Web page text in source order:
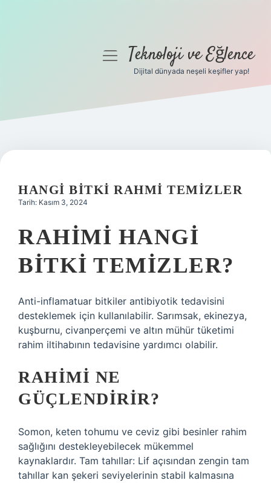
Gizlilik Politikası
Yasal Uyarı
menüyüTeknoloji ve Eğlence
Dijital dünyada neşeli keşifler yap!
HANGI BITKI RAHMI TEMIZLER
Tarih: Kasım 3, 2024
RAHIMI HANGI
BITKI TEMIZLER?
Anti-inflamatuar bitkiler antibiyotik tedavisini
desteklemek için kullanılabilir. Sarımsak, ekinezya,
kuşburnu, civanperçemi ve altın mühür tüketimi
rahim iltihabının tedavisine yardımcı olabilir.
RAHIMI NE
GÜÇLENDIRIR?
Somon, keten tohumu ve ceviz gibi besinler rahim
sağlığını destekleyebilecek mükemmel
kaynaklardır. Tam tahıllar: Lif açısından zengin tam
tahıllar kan şekeri seviyelerinin stabil kalmasına